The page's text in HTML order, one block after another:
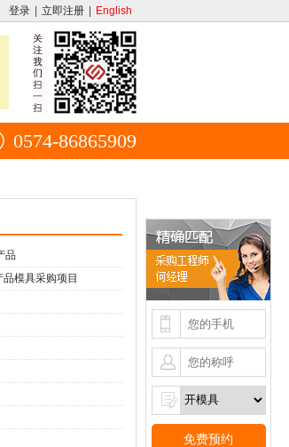
登录 立即注册 English
0574-86865909
品
模具采购项目
免费预约